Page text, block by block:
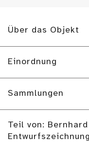
Über das Objekt
Einordnung
Sammlungen
Teil von: